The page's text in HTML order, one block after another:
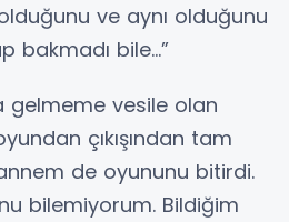
ve aynı olduğunu
bakmadı bile…”
gelmeme vesile olan
çıkışından tam
de oyununu bitirdi.
bilemiyorum. Bildiğim